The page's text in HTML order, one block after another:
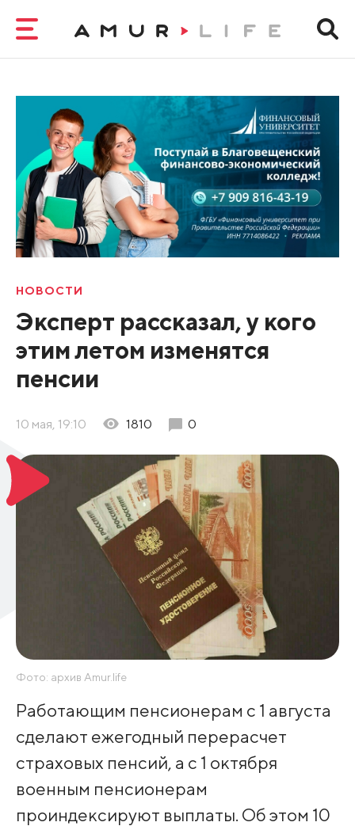
НОВОСТИ
Эксперт рассказал, у кого
этим летом изменятся
пенсии
10 мая, 19:10 1810 0
Фото: архив Amur.life
Работающим пенсионерам с 1 августа
сделают ежегодный перерасчет
страховых пенсий, а с 1 октября
военным пенсионерам
проиндексируют выплаты. Об этом 10